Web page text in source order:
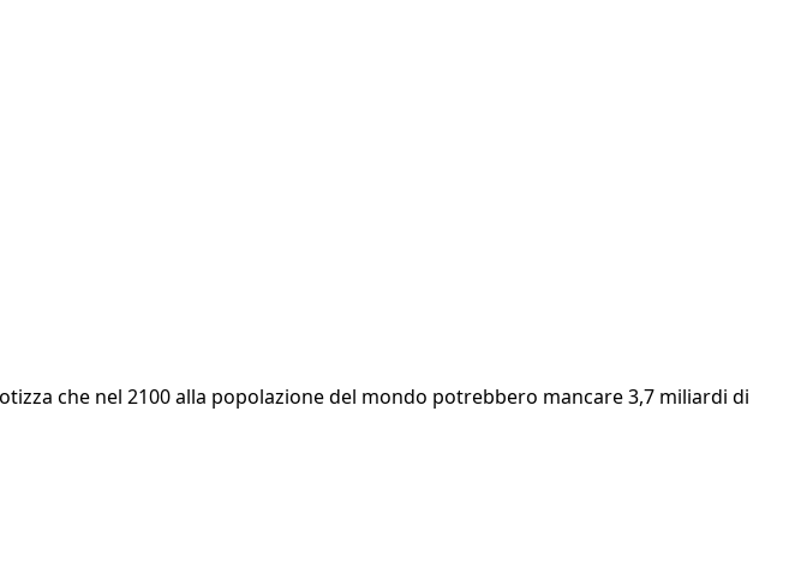
che nel 2100 alla popolazione del mondo potrebbero mancare 3,7 miliardi di